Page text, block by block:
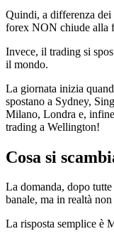
Quindi, a differenza
forex NON chiude alla
Invece, il trading si
il mondo.
La giornata inizia
spostano a Sydney,
Milano, Londra e,
trading a Wellington!
Cosa si
La domanda, dopo
banale, ma in realtà
La risposta semplice è